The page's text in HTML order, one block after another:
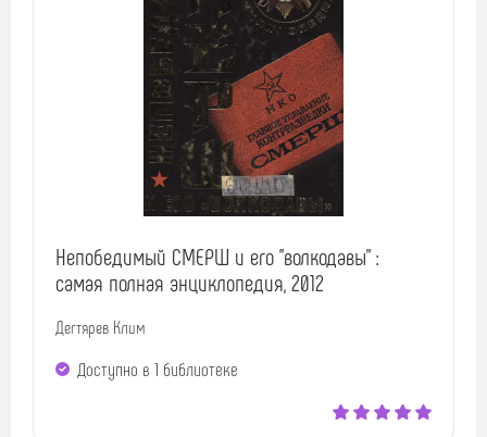
Непобедимый СМЕРШ и его "волкодавы" :
самая полная энциклопедия, 2012
Дегтярев Клим
Доступно в 1 библиотекe